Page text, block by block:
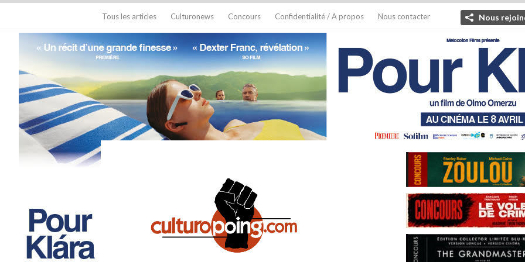
Tous les articles Culturonews Concours Confidentialité / A propos Nous contacter Nous